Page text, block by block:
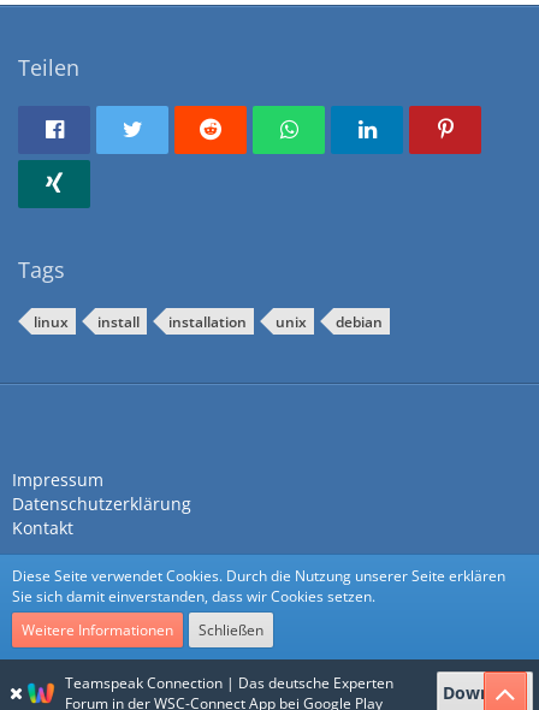
Teilen
Tags
linux install installation unix debian
Impressum
Datenschutzerklärung
Kontakt
Community-Software:WoltLab Suite™
Stil:Nexusvoncls-design
Teamspeak Connection | Das deutsche Experten
Forum in der WSC-Connect App bei Google Play
Download
Diese Seite verwendet Cookies. Durch die Nutzung unserer Seite erklären
Sie sich damit einverstanden, dass wir Cookies setzen.
Weitere Informationen
Schließen